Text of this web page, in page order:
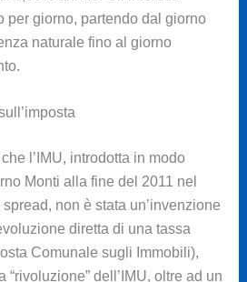
per giorno, partendo dal giorno
naturale fino al giorno
l’IMU, introdotta in modo
Monti alla fine del 2011 nel
non è stata un’invenzione
diretta di una tassa
Comunale sugli Immobili),
“rivoluzione” dell’IMU, oltre ad un